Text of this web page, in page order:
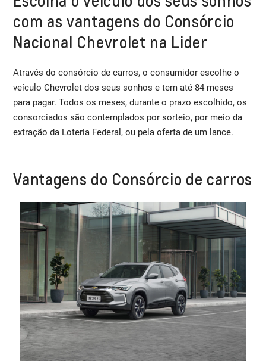
com as vantagens do Consórcio
Nacional Chevrolet na Lider
Através do consórcio de carros, o consumidor escolhe o
veículo Chevrolet dos seus sonhos e tem até 84 meses
para pagar. Todos os meses, durante o prazo escolhido, os
consorciados são contemplados por sorteio, por meio da
extração da Loteria Federal, ou pela oferta de um lance.
Vantagens do Consórcio de carros